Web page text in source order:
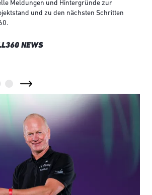
Meldungen und Hintergründe zur
und zu den nächsten Schritten
NEWS